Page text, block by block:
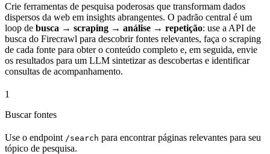
Crie ferramentas de pesquisa poderosas que transformam dados
dispersos da web em insights abrangentes. O padrão central é um
loop de busca → scraping → análise → repetição: use a API de
busca do Firecrawl para descobrir fontes relevantes, faça o scraping
de cada fonte para obter o conteúdo completo e, em seguida, envie
os resultados para um LLM sintetizar as descobertas e identificar
consultas de acompanhamento.
1
Buscar fontes
Use o endpoint /search para encontrar páginas relevantes para seu
tópico de pesquisa.